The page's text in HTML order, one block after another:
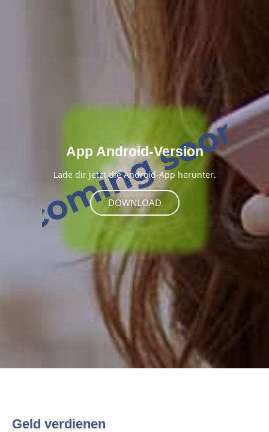
App Android-Version
Lade dir jetzt die Android-App herunter.
DOWNLOAD
Geld verdienen